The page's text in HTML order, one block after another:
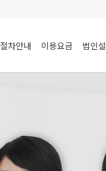
절차안내 이용요금 법인